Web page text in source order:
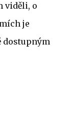
viděli, o
je
dostupným